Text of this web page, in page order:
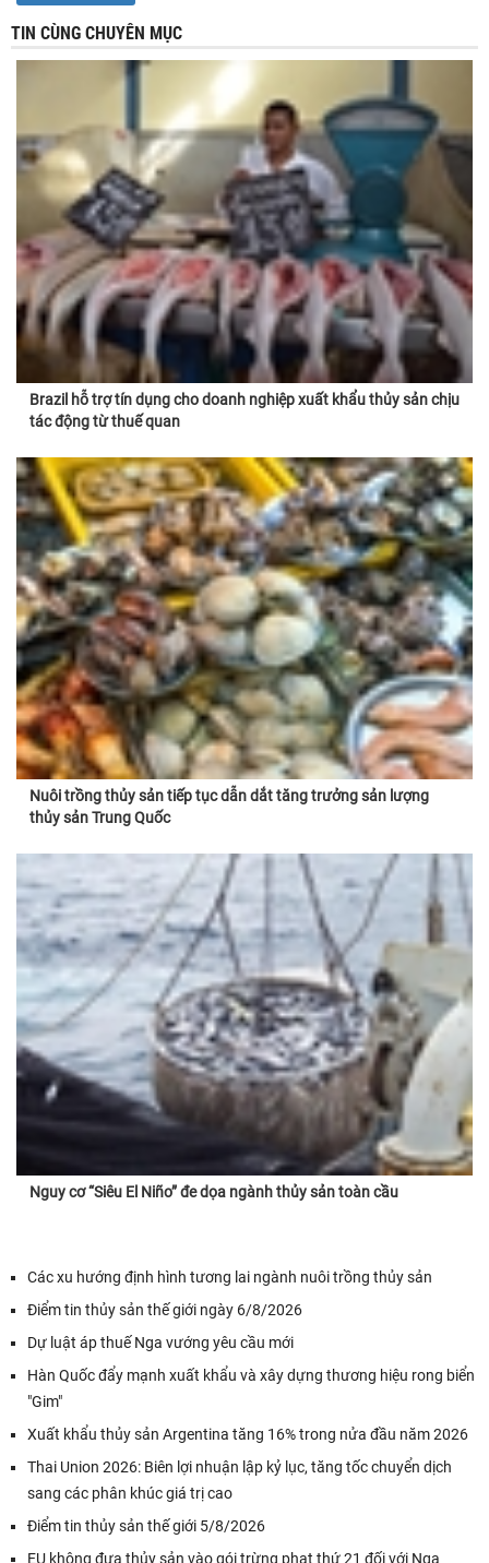
TIN CÙNG CHUYÊN MỤC
Brazil hỗ trợ tín dụng cho doanh nghiệp xuất khẩu thủy sản chịu
tác động từ thuế quan
Nuôi trồng thủy sản tiếp tục dẫn dắt tăng trưởng sản lượng
thủy sản Trung Quốc
Nguy cơ “Siêu El Niño” đe dọa ngành thủy sản toàn cầu
Các xu hướng định hình tương lai ngành nuôi trồng thủy sản
Điểm tin thủy sản thế giới ngày 6/8/2026
Dự luật áp thuế Nga vướng yêu cầu mới
Hàn Quốc đẩy mạnh xuất khẩu và xây dựng thương hiệu rong biển
"Gim"
Xuất khẩu thủy sản Argentina tăng 16% trong nửa đầu năm 2026
Thai Union 2026: Biên lợi nhuận lập kỷ lục, tăng tốc chuyển dịch
sang các phân khúc giá trị cao
Điểm tin thủy sản thế giới 5/8/2026
EU không đưa thủy sản vào gói trừng phạt thứ 21 đối với Nga